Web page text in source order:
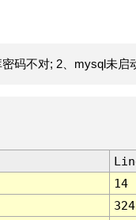
码不对; 2、mysql未启
14
324